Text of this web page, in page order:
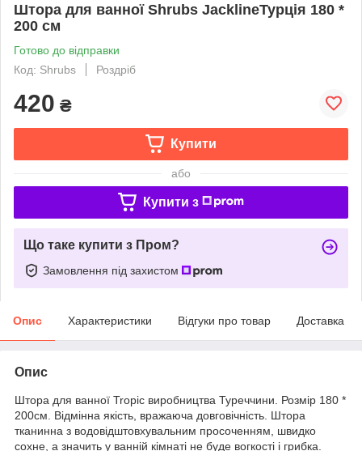
Штора для ванної Shrubs JacklineТурція 180 *
200 см
Готово до відправки
Код: Shrubs
Роздріб
420 ₴
Купити
або
Купити з
Що таке купити з Пром?
Замовлення під захистом
Опис Характеристики Відгуки про товар Доставка
Опис
Штора для ванної Tropic виробництва Туреччини. Розмір 180 *
200см. Відмінна якість, вражаюча довговічність. Штора
тканинна з водовідштовхувальним просоченням, швидко
сохне, а значить у ванній кімнаті не буде вогкості і грибка.